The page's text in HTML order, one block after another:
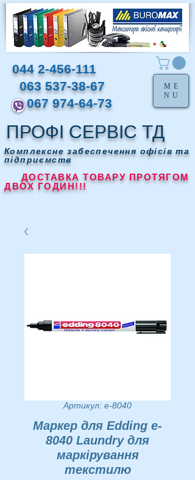
ПРОФІ СЕРВІС ТД
Комплексне забеспечення офісів та
підприємств
ДОСТАВКА ТОВАРУ ПРОТЯГОМ
ДВОХ ГОДИН!!!
044 2-456-111
063 537-38-67
067 974-64-73
ME
NU
Артикул: e-8040
Маркер для Edding e-
8040 Laundry для
маркірування
текстилю